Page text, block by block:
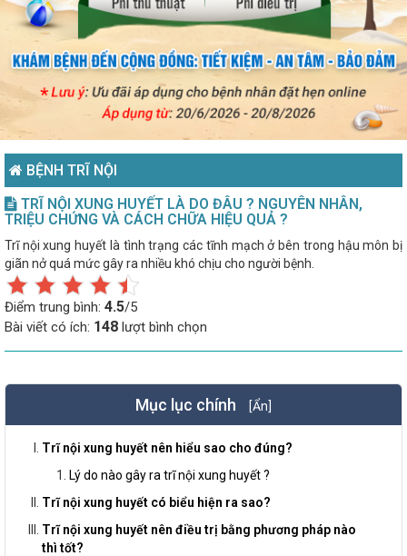
BỆNH TRĨ NỘI
TRĨ NỘI XUNG HUYẾT LÀ DO ĐÂU ? NGUYÊN NHÂN,
TRIỆU CHỨNG VÀ CÁCH CHỮA HIỆU QUẢ ?
Trĩ nội xung huyết là tình trạng các tĩnh mạch ở bên trong hậu môn bị
giãn nở quá mức gây ra nhiều khó chịu cho người bệnh.
Điểm trung bình: 4.5/5
Bài viết có ích: 148 lượt bình chọn
Mục lục chính [Ẩn]
Trĩ nội xung huyết nên hiểu sao cho đúng?
Lý do nào gây ra trĩ nội xung huyết ?
Trĩ nội xung huyết có biểu hiện ra sao?
Trĩ nội xung huyết nên điều trị bằng phương pháp nào
thì tốt?